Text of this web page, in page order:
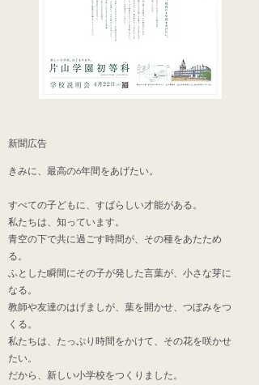
​新聞広告
きみに、最高の6年間をあげたい。
すべての子どもに、すばらしい才能がある。
私たちは、知っています。
青空の下で共に過ごす時間が、その種をあたため
る。
ふとした瞬間にその子が発した言葉が、小さな芽に
なる。
教師や友達のはげましが、葉を開かせ、つぼみをつ
くる。
私たちは、たっぷり時間をかけて、その花を咲かせ
たい。
だから、新しい小学校をつくりました。